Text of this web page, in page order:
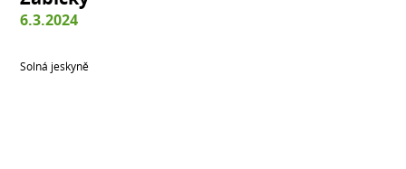
6.3.2024
Solná jeskyně